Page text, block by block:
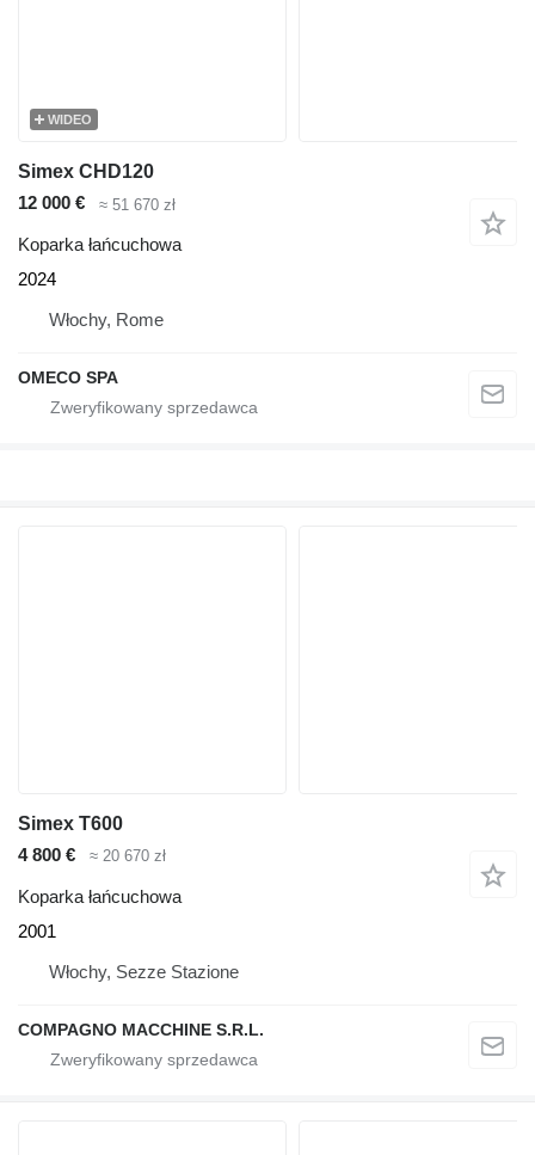
WIDEO
Simex CHD120
12 000 €
≈ 51 670 zł
Koparka łańcuchowa
2024
Włochy, Rome
OMECO SPA
Simex T600
4 800 €
≈ 20 670 zł
Koparka łańcuchowa
2001
Włochy, Sezze Stazione
COMPAGNO MACCHINE S.R.L.